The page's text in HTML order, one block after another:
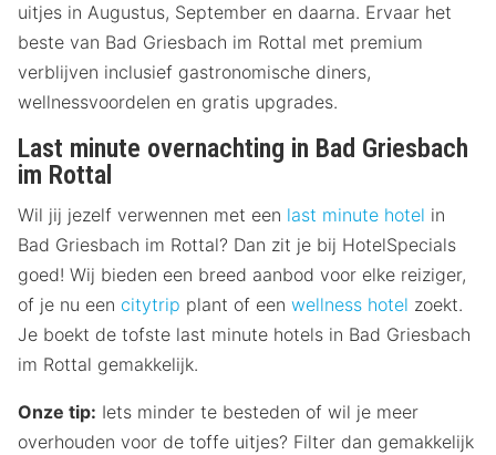
uitjes in Augustus, September en daarna. Ervaar het
beste van Bad Griesbach im Rottal met premium
verblijven inclusief gastronomische diners,
wellnessvoordelen en gratis upgrades.
Last minute overnachting in Bad Griesbach
im Rottal
Wil jij jezelf verwennen met een last minute hotel in
Bad Griesbach im Rottal? Dan zit je bij HotelSpecials
goed! Wij bieden een breed aanbod voor elke reiziger,
of je nu een citytrip plant of een wellness hotel zoekt.
Je boekt de tofste last minute hotels in Bad Griesbach
im Rottal gemakkelijk.
Onze tip: Iets minder te besteden of wil je meer
overhouden voor de toffe uitjes? Filter dan gemakkelijk